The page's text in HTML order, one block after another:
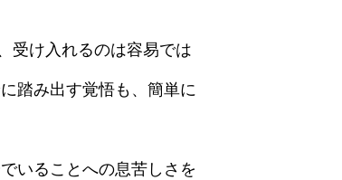
受け入れるのは容易では
踏み出す覚悟も、簡単に
いることへの息苦しさを